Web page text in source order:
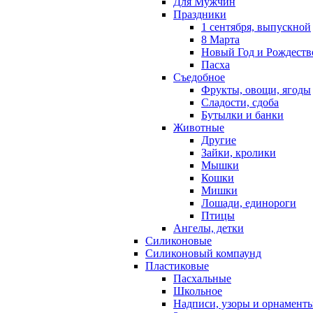
Праздники
1 сентября, выпускной
8 Марта
Новый Год и
Пасха
Съедобное
Фрукты, овощи, ягоды
Сладости, сдоба
Бутылки и банки
Животные
Другие
Зайки, кролики
Мышки
Кошки
Мишки
Лошади, единороги
Птицы
Ангелы, детки
Силиконовые
Силиконовый компаунд
Пластиковые
Пасхальные
Школьное
Надписи, узоры и